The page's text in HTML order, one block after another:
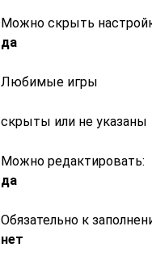
Можно скрыть
да
Любимые игры
скрыты или не указаны
Можно редактировать:
да
Обязательно к
нет